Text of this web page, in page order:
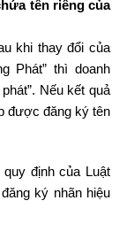
tên riêng của
khi thay đổi của
Phát” thì doanh
Nếu kết quả
được đăng ký tên
định của Luật
ký nhãn hiệu